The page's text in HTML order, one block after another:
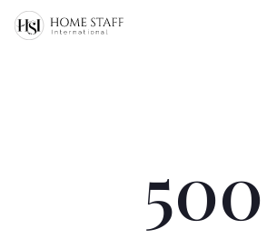
500 page
500